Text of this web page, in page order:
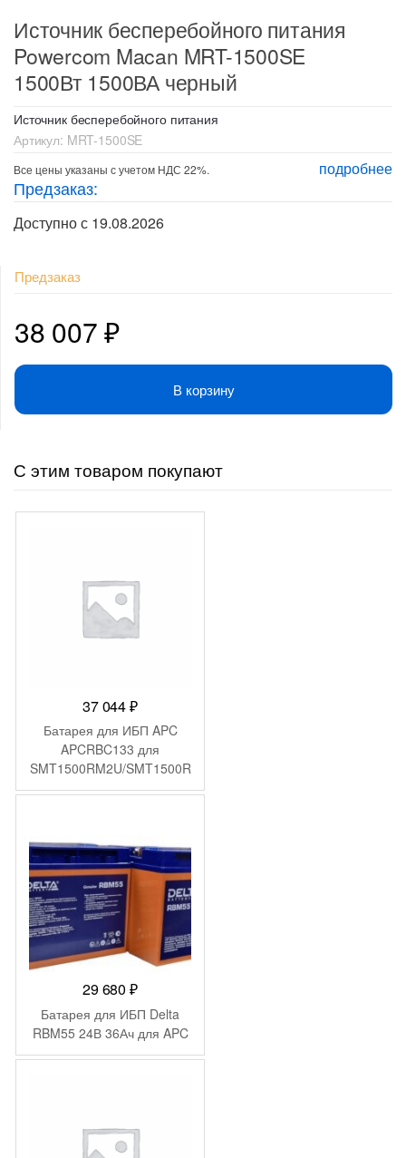
Источник бесперебойного питания
Powercom Macan MRT-1500SE
1500Вт 1500ВА черный
Источник бесперебойного питания
Артикул: MRT-1500SE
подробнее
Все цены указаны с учетом НДС 22%.
Предзаказ:
Доступно с 19.08.2026
Предзаказ
38 007₽
В корзину
С этим товаром покупают
37 044₽
Батарея для ИБП APC
APCRBC133 для
SMT1500RM2U/SMT1500R
M2UTW/SMT1500RMI2U/S
29 680₽
Батарея для ИБП Delta
RBM55 24В 36Ач для APC